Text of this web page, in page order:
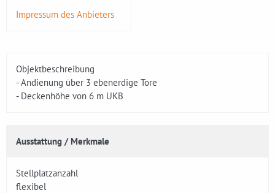
Impressum des Anbieters
Objektbeschreibung
- Andienung über 3 ebenerdige Tore
- Deckenhöhe von 6 m UKB
Ausstattung / Merkmale
Stellplatzanzahl
flexibel